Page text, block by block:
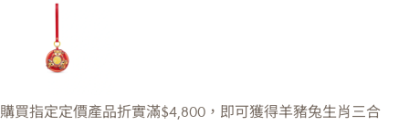
購買指定定價產品折實滿$4,800，即可獲得羊豬兔生肖三合